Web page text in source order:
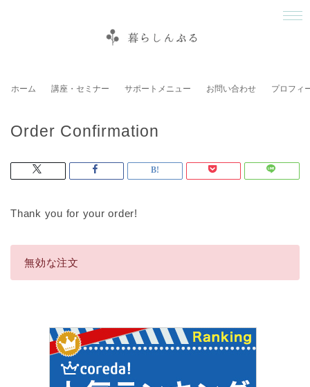
ホーム 講座・セミナー サポートメニュー お問い合わせ プロフィ
Order Confirmation
Thank you for your order!
無効な注文